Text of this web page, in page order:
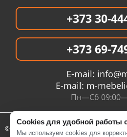
+373 30-
+373 69-
E-mail:
E-mail: m-
Пн—Сб
Cookies для удобной работы
Мы используем cookies для
© 2005- 2026 Интернет магазин MCL.MD